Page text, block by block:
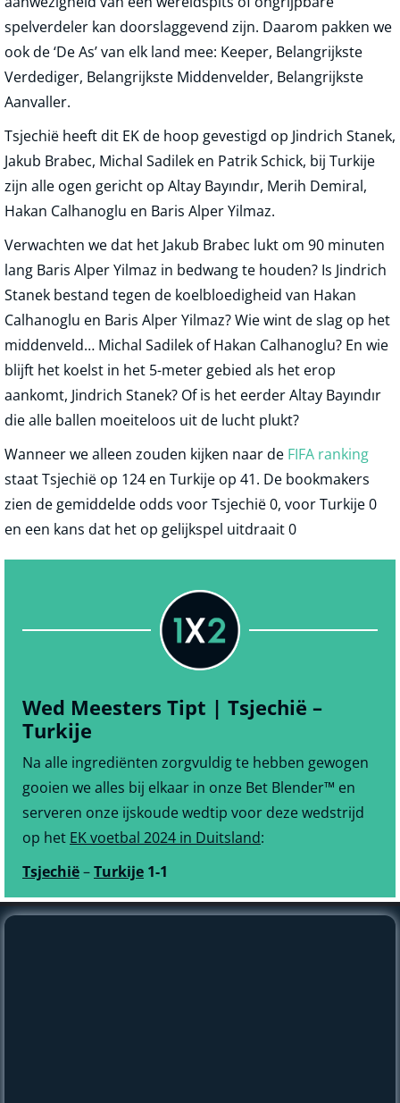
spelverdeler kan doorslaggevend zijn. Daarom pakken we
ook de ‘De As’ van elk land mee: Keeper, Belangrijkste
Verdediger, Belangrijkste Middenvelder, Belangrijkste
Aanvaller.
Tsjechië heeft dit EK de hoop gevestigd op Jindrich Stanek,
Jakub Brabec, Michal Sadilek en Patrik Schick, bij Turkije
zijn alle ogen gericht op Altay Bayındır, Merih Demiral,
Hakan Calhanoglu en Baris Alper Yilmaz.
Verwachten we dat het Jakub Brabec lukt om 90 minuten
lang Baris Alper Yilmaz in bedwang te houden? Is Jindrich
Stanek bestand tegen de koelbloedigheid van Hakan
Calhanoglu en Baris Alper Yilmaz? Wie wint de slag op het
middenveld… Michal Sadilek of Hakan Calhanoglu? En wie
blijft het koelst in het 5-meter gebied als het erop
aankomt, Jindrich Stanek? Of is het eerder Altay Bayındır
die alle ballen moeiteloos uit de lucht plukt?
Wanneer we alleen zouden kijken naar de FIFA ranking
staat Tsjechië op 124 en Turkije op 41. De bookmakers
zien de gemiddelde odds voor Tsjechië 0, voor Turkije 0
en een kans dat het op gelijkspel uitdraait 0
Wed Meesters Tipt | Tsjechië –
Turkije
Na alle ingrediënten zorgvuldig te hebben gewogen
gooien we alles bij elkaar in onze Bet Blender™ en
serveren onze ijskoude wedtip voor deze wedstrijd
op het EK voetbal 2024 in Duitsland:
Tsjechië–Turkije 1-1